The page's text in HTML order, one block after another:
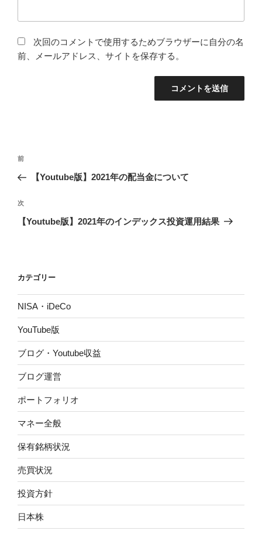
次回のコメントで使用するためブラウザーに自分の名
前、メールアドレス、サイトを保存する。
投
ナ
ビ
ゲ
ン
前
の
稿
前
【Youtube版】2021年の配当金について
次
の
次
【Youtube版】2021年のインデックス投資運用結果
カテゴリー
NISA・iDeCo
YouTube版
ブログ・Youtube収益
ブログ運営
ポートフォリオ
マネー全般
保有銘柄状況
売買状況
投資方針
日本株